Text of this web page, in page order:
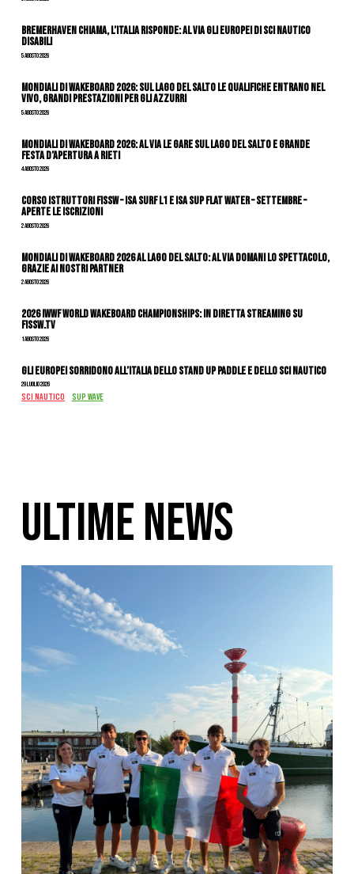
Bremerhaven chiama, l’Italia risponde: al via gli Europei di Sci Nautico
Disabili
5 Agosto 2026
Mondiali di Wakeboard 2026: sul Lago del Salto le qualifiche entrano nel
vivo, grandi prestazioni per gli azzurri
5 Agosto 2026
Mondiali di Wakeboard 2026: al via le gare sul Lago del Salto e grande
festa d’apertura a Rieti
4 Agosto 2026
CORSO ISTRUTTORI FISSW – ISA SURF L1 e ISA SUP Flat Water – SETTEMBRE –
APERTE LE ISCRIZIONI
2 Agosto 2026
Mondiali di Wakeboard 2026 al Lago del Salto: al via domani lo spettacolo,
grazie ai nostri Partner
2 Agosto 2026
2026 IWWF WORLD WAKEBOARD CHAMPIONSHIPS: IN DIRETTA STREAMING SU
FISSW.TV
1 Agosto 2026
Gli Europei sorridono all’Italia dello stand up paddle e dello sci nautico
29 Luglio 2026
SCI NAUTICO SUP WAVE
ULTIME NEWS